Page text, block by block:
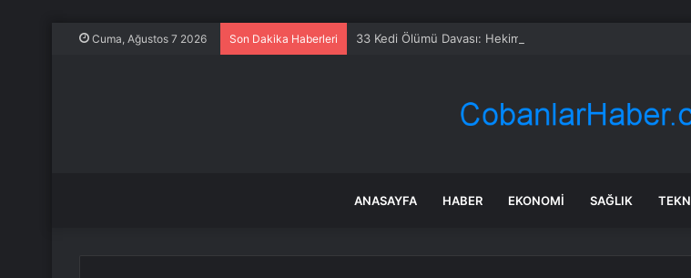
Cuma, Ağustos 7 2026 Son Dakika Haberleri 33 Kedi Ölümü Davası: Hekime İtiraz
ANASAYFA HABER EKONOMI SAĞLIK